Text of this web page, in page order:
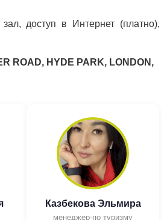
доступ в Интернет (платно),
ROAD, HYDE PARK, LONDON,
Казбекова Эльмира
менеджер-по туризму